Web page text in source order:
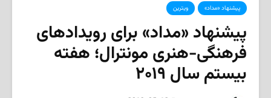
پیشنهاد «مداد» ویترین
پیشنهاد «مداد» برای رویدادهای
فرهنگی-هنری مونترال؛ هفته
بیستم سال ۲۰۱۹